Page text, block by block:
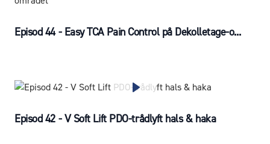
Episod 44 - Easy TCA Pain Control på Dekolletage-o...
Episod 42 - V Soft Lift PDO-trådlyft hals & haka